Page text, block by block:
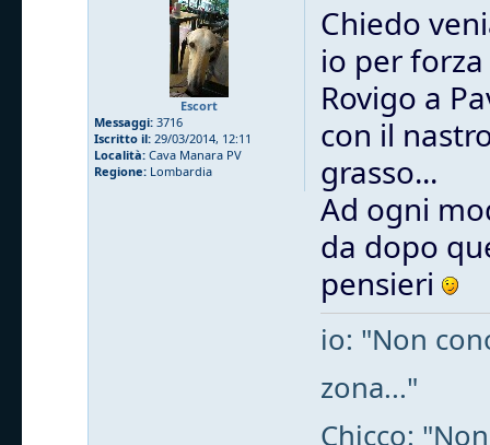
Escort
Messaggi: 3716
Iscritto il: 29/03/2014, 12:11
Località: Cava Manara PV
Regione: Lombardia
Chiedo
io per
Rovigo a
con il
grasso...
Ad ogni
da dopo
pensieri
io: "Non
zona..."
Chicco: